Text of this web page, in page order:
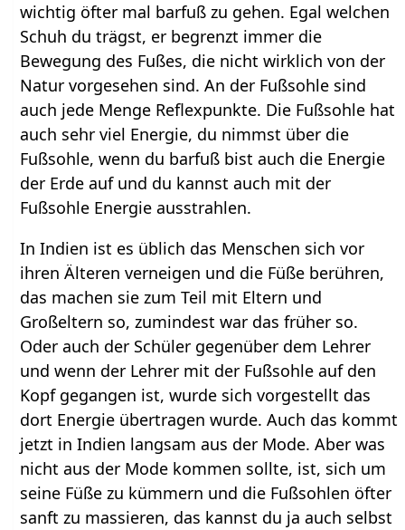
wichtig öfter mal barfuß zu gehen. Egal welchen
Schuh du trägst, er begrenzt immer die
Bewegung des Fußes, die nicht wirklich von der
Natur vorgesehen sind. An der Fußsohle sind
auch jede Menge Reflexpunkte. Die Fußsohle hat
auch sehr viel Energie, du nimmst über die
Fußsohle, wenn du barfuß bist auch die Energie
der Erde auf und du kannst auch mit der
Fußsohle Energie ausstrahlen.
In Indien ist es üblich das Menschen sich vor
ihren Älteren verneigen und die Füße berühren,
das machen sie zum Teil mit Eltern und
Großeltern so, zumindest war das früher so.
Oder auch der Schüler gegenüber dem Lehrer
und wenn der Lehrer mit der Fußsohle auf den
Kopf gegangen ist, wurde sich vorgestellt das
dort Energie übertragen wurde. Auch das kommt
jetzt in Indien langsam aus der Mode. Aber was
nicht aus der Mode kommen sollte, ist, sich um
seine Füße zu kümmern und die Fußsohlen öfter
sanft zu massieren, das kannst du ja auch selbst